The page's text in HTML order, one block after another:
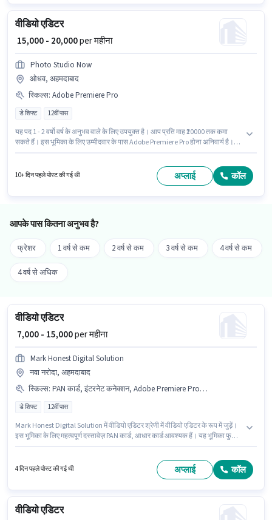
वीडियो एडिटर
₹ 15,000 - 20,000per महीना
Photo Studio Now
ओधव, अहमदाबाद
स्किल्स: Adobe Premiere Pro
डे शिफ्ट 12वीं पास
यह पद 1 - 2 वर्षो वर्ष के अनुभव वाले के लिए उपयुक्त है। आप प्रति माह ₹20000 तक कमा
सकते हैं। इस भूमिका के लिए उम्मीदवार के पास Adobe Premiere Pro होना अनिवार्य है।
working प्रति सप्ताह है। यह नौकरी ओधव, अहमदाबाद में स्थित है।
10+ दिन पहले पोस्ट की गई थी अप्लाई कॉल
आपके पास कितना अनुभव है?
फ्रेशर 1 वर्ष से कम 2 वर्ष से कम 3 वर्ष से कम 4 वर्ष से कम
4 वर्ष से अधिक
वीडियो एडिटर
₹ 7,000 - 15,000per महीना
Mark Honest Digital Solution
नवा नरोदा, अहमदाबाद
स्किल्स: PAN कार्ड, इंटरनेट कनेक्शन, Adobe Premiere Pro, लैपटॉप/डेस्कटॉप, आधार कार्ड
डे शिफ्ट 12वीं पास
Mark Honest Digital Solution में वीडियो एडिटर श्रेणी में वीडियो एडिटर के रूप में जुड़ें।
इस भूमिका के लिए महत्वपूर्ण दस्तावेज़ PAN कार्ड, आधार कार्ड आवश्यक हैं। यह भूमिका फुल
वर्ष के अनुभव वाले के लिए खुली है, मासिक वेतन ₹15000 रहेगा। इस भूमिका के लिए उम्मीदवार
4 दिन पहले पोस्ट की गई थी अप्लाई कॉल
वीडियो एडिटर